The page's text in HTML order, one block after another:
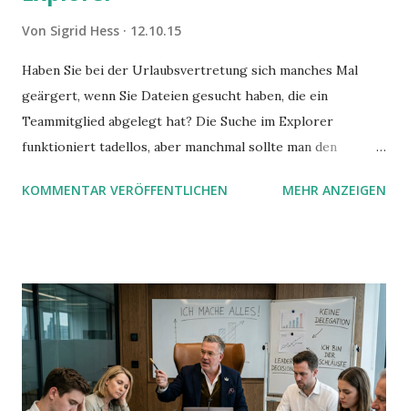
Von Sigrid Hess 12.10.15
Haben Sie bei der Urlaubsvertretung sich manches Mal
geärgert, wenn Sie Dateien gesucht haben, die ein
Teammitglied abgelegt hat? Die Suche im Explorer
funktioniert tadellos, aber manchmal sollte man den
mit UND oder ODER oder NICHT... Das geht so einfach,
KOMMENTAR VERÖFFENTLICHEN MEHR ANZEIGEN